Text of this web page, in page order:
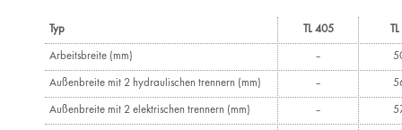
Typ TL 405
Arbeitsbreite (mm) –
Außenbreite mit 2 hydraulischen trennern (mm) –
Außenbreite mit 2 elektrischen trennern (mm) –